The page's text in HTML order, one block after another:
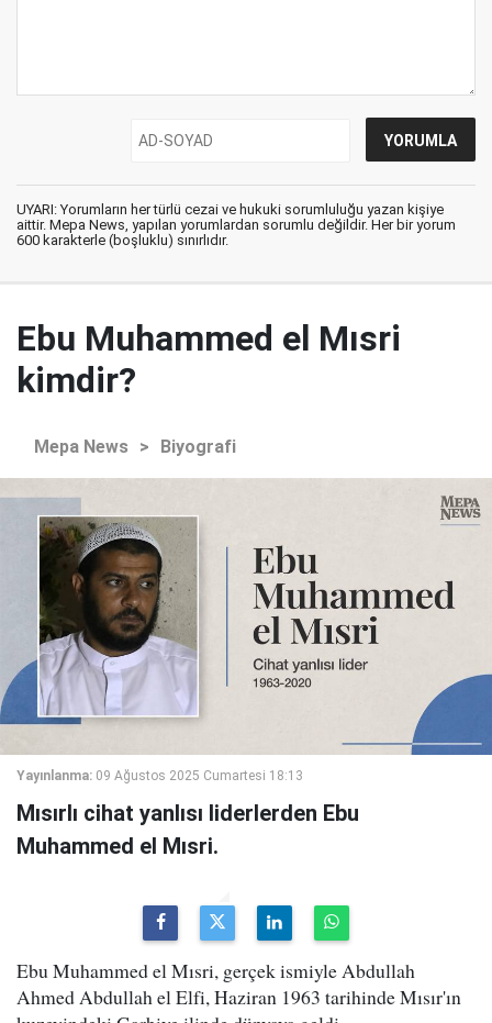
UYARI: Yorumların her türlü cezai ve hukuki sorumluluğu yazan kişiye
aittir. Mepa News, yapılan yorumlardan sorumlu değildir. Her bir yorum
600 karakterle (boşluklu) sınırlıdır.
Ebu Muhammed el Mısri
kimdir?
Mepa News > Biyografi
Yayınlanma: 09 Ağustos 2025 Cumartesi 18:13
Mısırlı cihat yanlısı liderlerden Ebu
Muhammed el Mısri.
Ebu Muhammed el Mısri, gerçek ismiyle Abdullah
Ahmed Abdullah el Elfi, Haziran 1963 tarihinde Mısır'ın